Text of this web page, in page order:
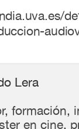
Lera
, formación,
en cine,